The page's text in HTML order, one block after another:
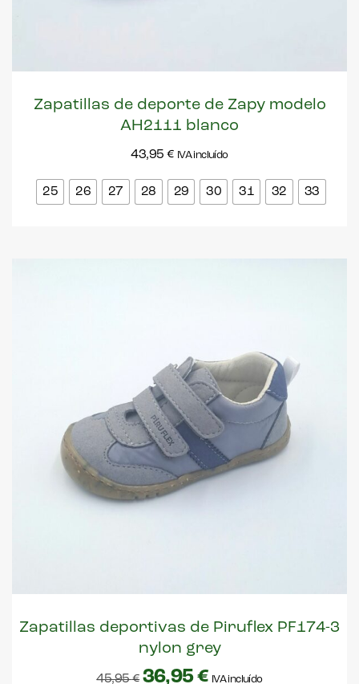
Zapatillas de deporte de Zapy modelo
AH2111 blanco
43,95 € IVA incluído
25 26 27 28 29 30 31 32 33
Zapatillas deportivas de Piruflex PF174-3
nylon grey
45,95€ 36,95€ IVA incluído